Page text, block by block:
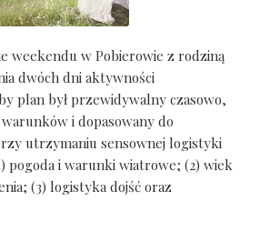
weekendu w Pobierowie z rodziną
dwóch dni aktywności
plan był przewidywalny czasowo,
i dopasowany do
utrzymaniu sensownej logistyki
pogoda i warunki wiatrowe; (2) wiek
(3) logistyka dojść oraz